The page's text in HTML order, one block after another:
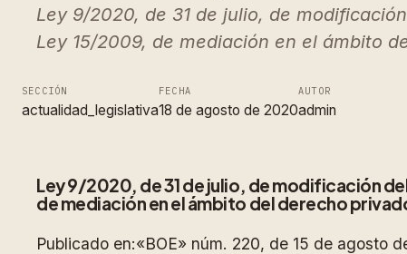
Ley 9/2020, de 31 de julio, de
Ley 15/2009, de mediación en el ámbito
SECCIÓN
actualidad_legislativa
FECHA
18 de agosto de 2020
AUTOR
admin
Ley 9/2020, de 31 de julio, de modificación
de mediación en el ámbito del derecho
Publicado en:«BOE» núm. 220, de 15 de agosto